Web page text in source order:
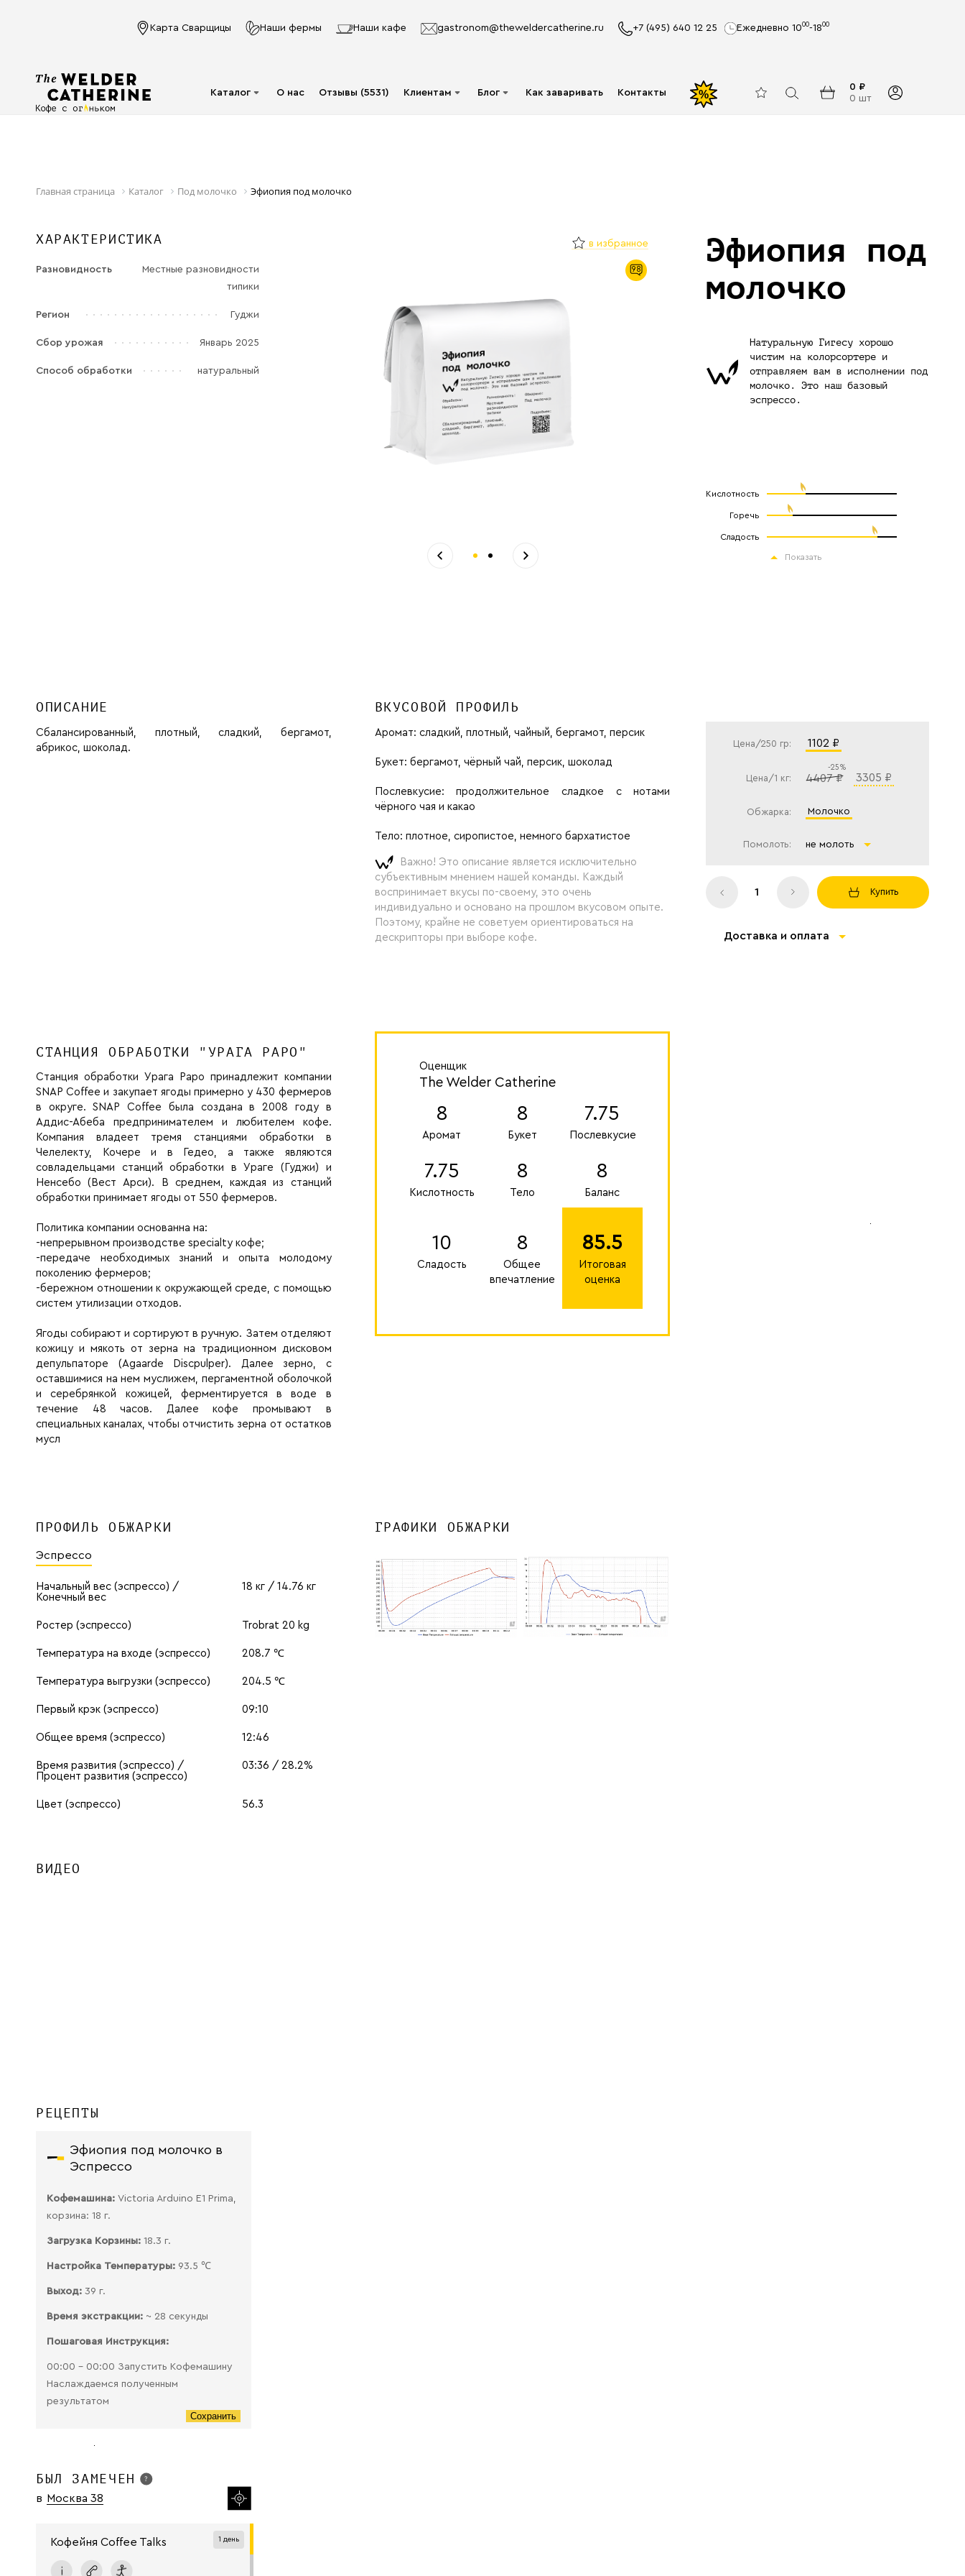
Карта Сварщицы Наши фермы Наши кафе gastronom@theweldercatherine.ru +7 (495) 640 12 25 Ежедневно 1000-1800
Каталог
Для фильтра
(растворимый кофе)
Экстракт кофе
О нас Отзывы (5531) Клиентам Блог Как заваривать Контакты %
0 ₽
0 шт
Главная страница Каталог Под молочко Эфиопия под молочко
ХАРАКТЕРИСТИКА
Разновидность
Местные разновидности
типики
Регион Гуджи
Сбор урожая Январь 2025
Способ обработки натуральный
в избранное
98
Эфиопия под
молочко
Натуральную Гигесу хорошо
чистим на колорсортере и
отправляем вам в исполнении под
молочко. Это наш базовый
эспрессо.
Кислотность
Горечь
Сладость
Показать
ОПИСАНИЕ
Сбалансированный, плотный, сладкий, бергамот,
абрикос, шоколад.
ВКУСОВОЙ ПРОФИЛЬ
Аромат: сладкий, плотный, чайный, бергамот, персик
Букет: бергамот, чёрный чай, персик, шоколад
Послевкусие:продолжительное сладкое с нотами
чёрного чая и какао
Тело: плотное, сиропистое, немного бархатистое
Важно! Это описание является исключительно
субъективным мнением нашей команды. Каждый
воспринимает вкусы по-своему, это очень
индивидуально и основано на прошлом вкусовом опыте.
Поэтому, крайне не советуем ориентироваться на
дескрипторы при выборе кофе.
СТАНЦИЯ ОБРАБОТКИ "УРАГА РАРО"
Станция обработки Урага Раро принадлежит компании
SNAP Coffee и закупает ягоды примерно у 430 фермеров
в округе. SNAP Coffee была создана в 2008 году в
Аддис-Абеба предпринимателем и любителем кофе.
Компания владеет тремя станциями обработки в
Челелекту, Кочере и в Гедео, а также являются
совладельцами станций обработки в Ураге (Гуджи) и
Ненсебо (Вест Арси). В среднем, каждая из станций
обработки принимает ягоды от 550 фермеров.
Политика компании основанна на:
-непрерывном производстве specialty кофе;
-передаче необходимых знаний и опыта молодому
поколению фермеров;
-бережном отношении к окружающей среде, с помощью
систем утилизации отходов.
Ягоды собирают и сортируют в ручную. Затем отделяют
кожицу и мякоть от зерна на традиционном дисковом
депульпаторе (Agaarde Discpulper). Далее зерно, с
оставшимися на нем муслижем, пергаментной оболочкой
и серебрянкой кожицей, ферментируется в воде в
течение 48 часов. Далее кофе промывают в
специальных каналах, чтобы отчистить зерна от остатков
мусл
Оценщик
The Welder Catherine
8
Аромат
8
Букет
7.75
Послевкусие
7.75
Кислотность
8
Тело
8
Баланс
10
Сладость
8
Общее
впечатление
85.5
Итоговая
оценка
ПРОФИЛЬ ОБЖАРКИ
Эспрессо
Начальный вес (эспрессо) /
Конечный вес
18 кг / 14.76 кг
Ростер (эспрессо) Trobrat 20 kg
Температура на входе (эспрессо) 208.7 ℃
Температура выгрузки (эспрессо) 204.5 ℃
Первый крэк (эспрессо) 09:10
Общее время (эспрессо) 12:46
Время развития (эспрессо) /
Процент развития (эспрессо)
03:36 / 28.2%
Цвет (эспрессо) 56.3
ГРАФИКИ ОБЖАРКИ
ВИДЕО
РЕЦЕПТЫ
Эфиопия под молочко в
Эспрессо
Кофемашина: Victoria Arduino E1 Prima,
корзина: 18 г.
Загрузка Корзины: 18.3 г.
Настройка Температуры: 93.5 ℃
Выход: 39 г.
Время экстракции: ~ 28 секунды
Пошаговая Инструкция:
00:00 - 00:00 Запустить Кофемашину
Наслаждаемся полученным
результатом
Сохранить
БЫЛ ЗАМЕЧЕН
в Москва 38
1 день
Кофейня Coffee Talks
Цена/250 гр: 1102 ₽
Цена/1 кг: 4407 ₽
-25%
3305 ₽
Обжарка: молочко
Помолоть: не молоть
Купить
Доставка и оплата